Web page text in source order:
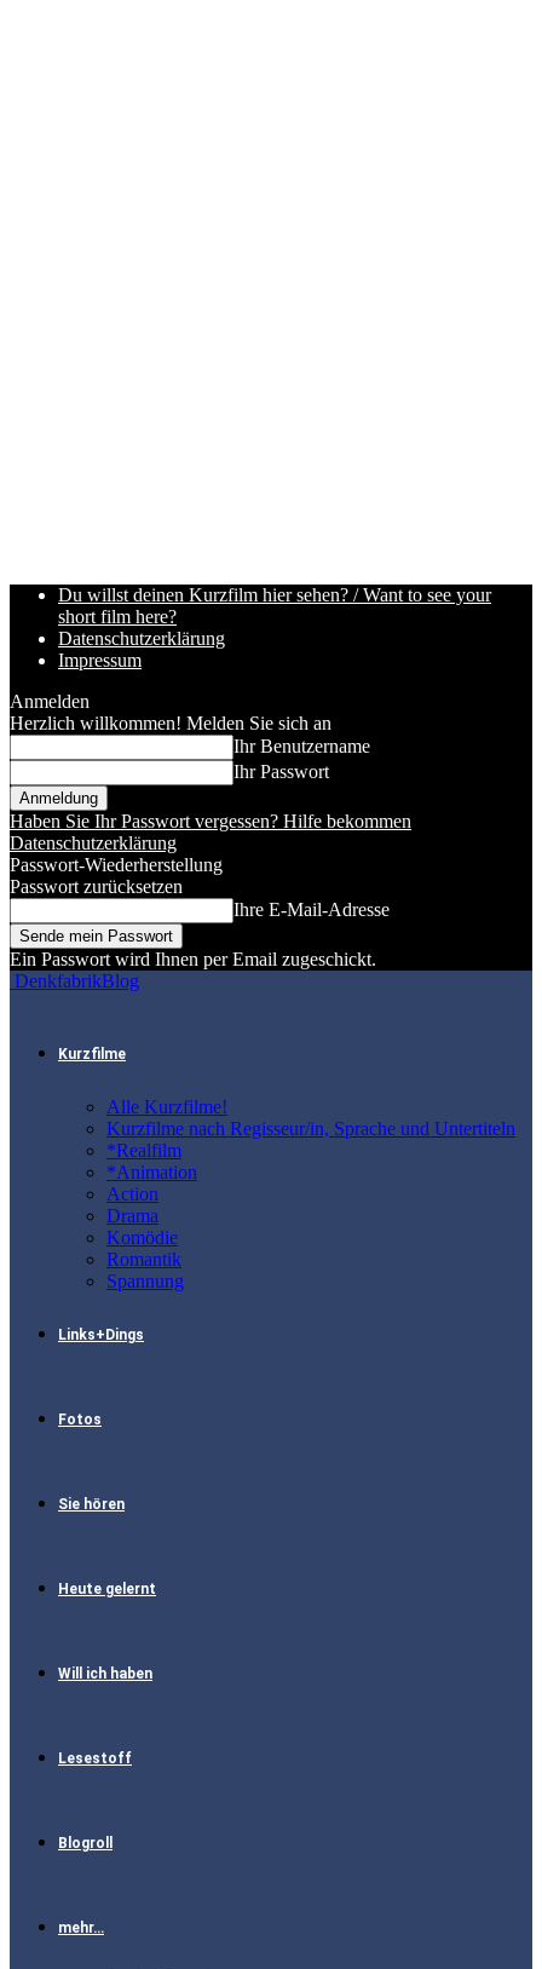
Du willst deinen Kurzfilm hier sehen? / Want to see your
short film here?
Datenschutzerklärung
Impressum
Anmelden
Herzlich willkommen! Melden Sie sich an
Ihr Benutzername
Ihr Passwort
Haben Sie Ihr Passwort vergessen? Hilfe bekommen
Datenschutzerklärung
Passwort-Wiederherstellung
Passwort zurücksetzen
Ihre E-Mail-Adresse
Ein Passwort wird Ihnen per Email zugeschickt.
DenkfabrikBlog
Kurzfilme
Alle Kurzfilme!
Kurzfilme nach Regisseur/in, Sprache und Untertiteln
*Realfilm
*Animation
Action
Drama
Komödie
Romantik
Spannung
Links+Dings
Fotos
Sie hören
Heute gelernt
Will ich haben
Lesestoff
Blogroll
mehr…